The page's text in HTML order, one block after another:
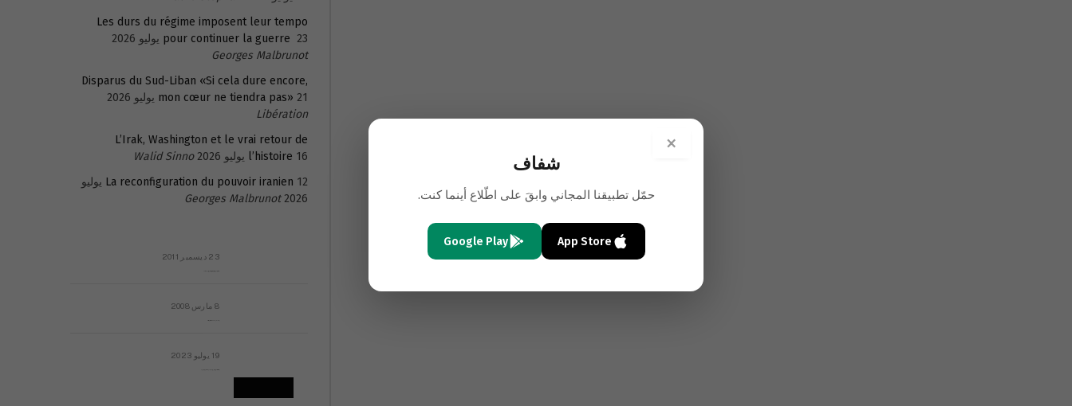
Les durs du régime imposent leur tempo
pour continuer la guerre 23 يوليو 2026
Georges Malbrunot
Disparus du Sud-Liban «Si cela dure encore,
mon cœur ne tiendra pas» 21 يوليو 2026
Libération
L’Irak, Washington et le vrai retour de
l’histoire 16 يوليو 2026
Walid Sinno
La reconfiguration du pouvoir iranien 12 يوليو
2026
Georges Malbrunot
23 ديسمبر 2011
8 مارس 2008
19 يوليو 2023
×
شفاف
حمّل تطبيقنا المجاني وابقَ على اطّلاع أينما كنت.
App Store
Google Play